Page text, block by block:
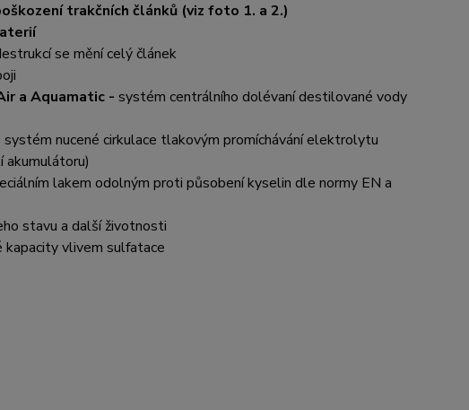
trakčních článků (viz foto 1. a 2.)
se mění celý článek
a Aquamatic - systém centrálního dolévaní destilované vody
systém nucené cirkulace tlakovým promíchávání elektrolytu
akumulátoru)
lakem odolným proti působení kyselin dle normy EN a
stavu a další životnosti
kapacity vlivem sulfatace